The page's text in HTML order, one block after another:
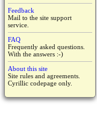
Feedback
Mail to the site support
service.
FAQ
Frequently asked questions.
With the answers :-)
About this site
Site rules and agreements.
Cyrillic codepage only.